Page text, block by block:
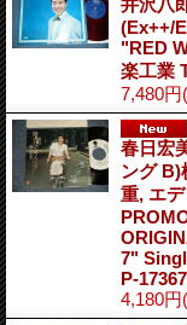
(Ex++/
"RED
楽工業
7,480円
春日宏
ング B)
重, エ
7"
P-
4,180円